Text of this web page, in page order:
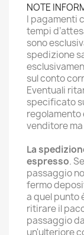
NOTE
I pagamenti
tempi
sono
spedizione
sul conto
Eventuali
specificato
regolamento
venditore
La
espresso.
passaggio
fermo
a quel punto
ritirare il
passaggio
un'ulteriore